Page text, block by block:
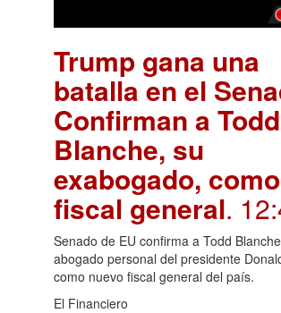
Trump gana una
batalla en el
Confirman a Todd
Blanche, su
exabogado, como
fiscal general.
Senado de EU confirma a Todd
abogado personal del presidente
como nuevo fiscal general del país.
El Financiero